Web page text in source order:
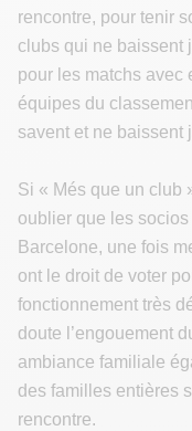
rencontre, pour tenir
clubs qui ne baissent
pour les matchs avec
équipes du
savent et ne baissent
Si « Més que un club
oublier que les
Barcelone, une fois
ont le droit de voter
fonctionnement très
doute l’engouement
ambiance familiale
des familles entières
rencontre.